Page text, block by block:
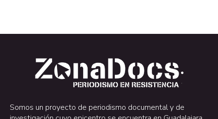
.
.
Somos un proyecto de periodismo documental y de